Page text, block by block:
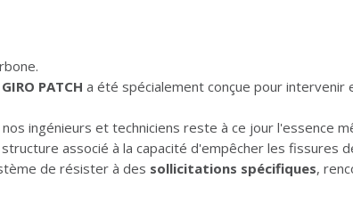
PATCH a été spécialement conçue pour
ingénieurs et techniciens reste à ce jour l'essence
associé à la capacité d'empêcher les fissures
de résister à des sollicitations spécifiques,